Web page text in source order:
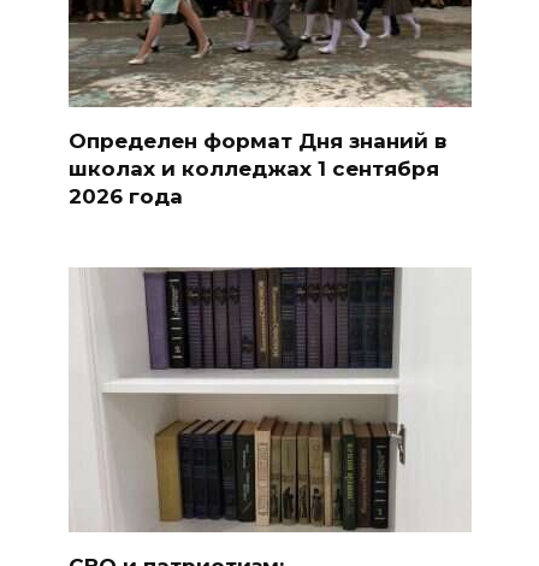
Определен формат Дня знаний в
школах и колледжах 1 сентября
2026 года